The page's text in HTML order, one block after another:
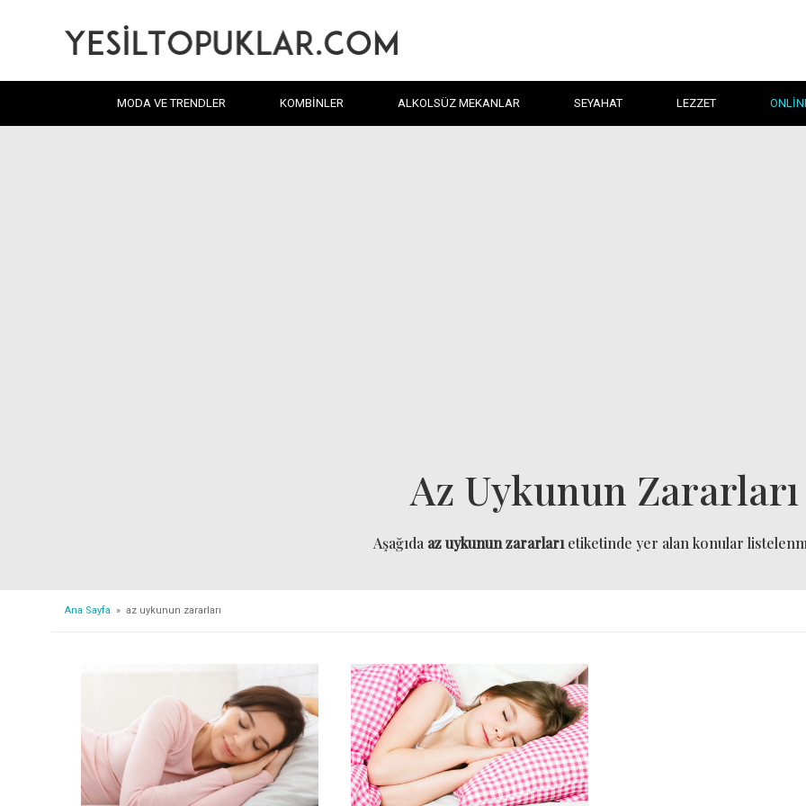
MODA VE TRENDLER KOMBINLER ALKOLSÜZ MEKANLAR SEYAHAT LEZZET
Az Uykunun Zararları
Aşağıda az uykunun zararları etiketinde yer alan konular
Ana Sayfa » az uykunun zararları